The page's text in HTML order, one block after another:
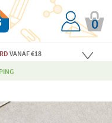
0
VANAF €18